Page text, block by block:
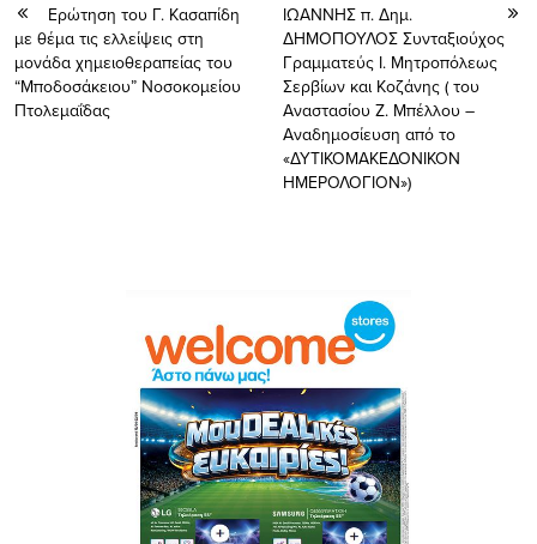
Ερώτηση του Γ. Κασαπίδη
με θέμα τις ελλείψεις στη
μονάδα χημειοθεραπείας του
“Μποδοσάκειου” Νοσοκομείου
Πτολεμαΐδας
ΙΩΑΝΝΗΣ π. Δημ.
ΔΗΜΟΠΟΥΛΟΣ Συνταξιούχος
Γραμματεύς Ι. Μητροπόλεως
Σερβίων και Κοζάνης ( του
Αναστασίου Ζ. Μπέλλου –
Αναδημοσίευση από το
«ΔΥΤΙΚΟΜΑΚΕΔΟΝΙΚΟΝ
ΗΜΕΡΟΛΟΓΙΟΝ»)